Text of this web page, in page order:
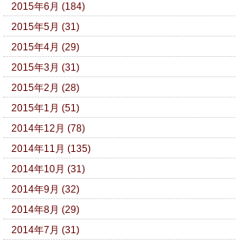
2015年6月 (184)
2015年5月 (31)
2015年4月 (29)
2015年3月 (31)
2015年2月 (28)
2015年1月 (51)
2014年12月 (78)
2014年11月 (135)
2014年10月 (31)
2014年9月 (32)
2014年8月 (29)
2014年7月 (31)